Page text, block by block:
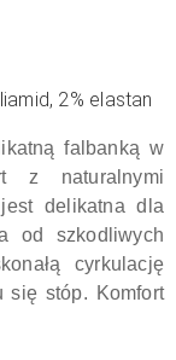
2% elastan
falbanką w
z naturalnymi
jest delikatna dla
od szkodliwych
cyrkulację
się stóp. Komfort